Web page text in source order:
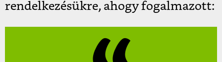
rendelkezésükre, ahogy fogalmazott: